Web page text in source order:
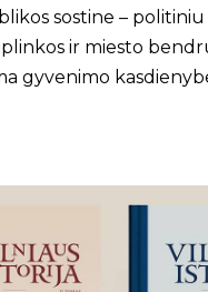
sostine –
ir miesto
gyvenimo